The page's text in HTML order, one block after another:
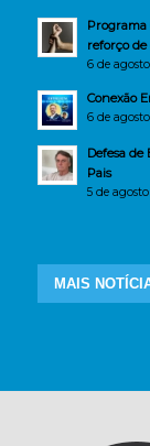
Programa
reforço de
6 de
Conexão
6 de
Defesa
Pais
5 de
MAIS